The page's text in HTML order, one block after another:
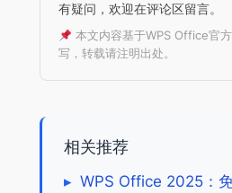
有疑问，欢迎在评论区留言。
本文内容基于WPS Office官
写，转载请注明出处。
相关推荐
▸ WPS Office 2025：